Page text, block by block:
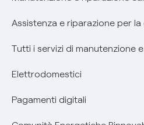
Assistenza e riparazione per la
Tutti i servizi di manutenzione
Elettrodomestici
Pagamenti digitali